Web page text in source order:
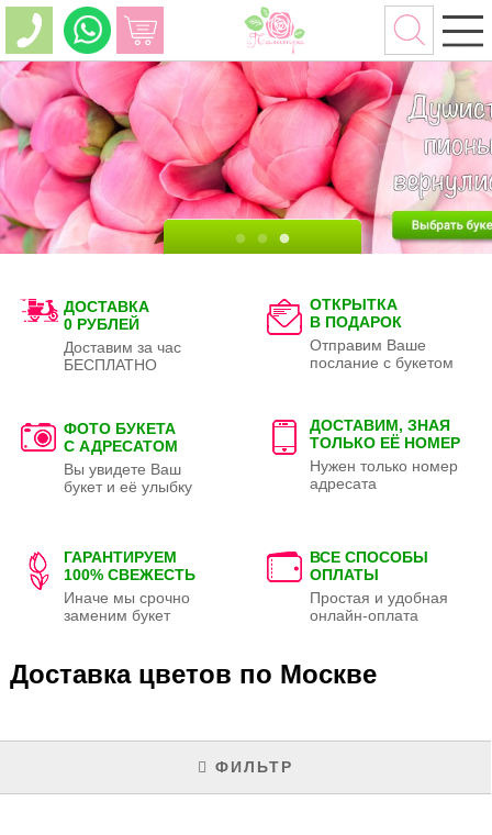
ДОСТАВКА
0 РУБЛЕЙ
Доставим за час
БЕСПЛАТНО
ОТКРЫТКА
В ПОДАРОК
Отправим Ваше
послание с букетом
ФОТО БУКЕТА
С АДРЕСАТОМ
Вы увидете Ваш
букет и её улыбку
ДОСТАВИМ, ЗНАЯ
ТОЛЬКО ЕЁ НОМЕР
Нужен только номер
адресата
ГАРАНТИРУЕМ
100% СВЕЖЕСТЬ
Иначе мы срочно
заменим букет
ВСЕ СПОСОБЫ
ОПЛАТЫ
Простая и удобная
онлайн-оплата
Доставка цветов по Москве
ФИЛЬТР